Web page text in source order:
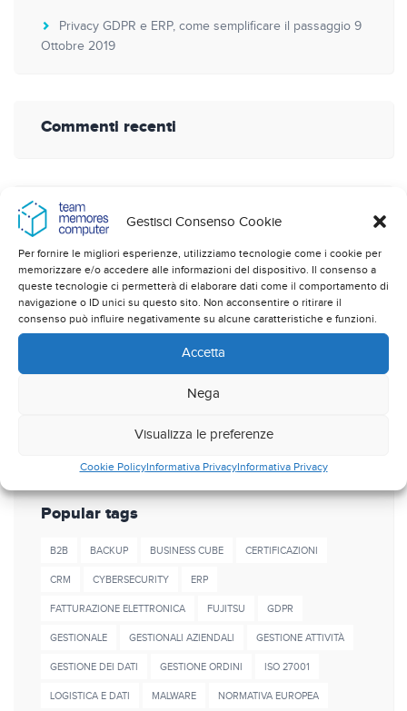
Gestisci Consenso Cookie
Per fornire le migliori esperienze, utilizziamo tecnologie come i cookie per
memorizzare e/o accedere alle informazioni del dispositivo. Il consenso a
queste tecnologie ci permetterà di elaborare dati come il comportamento di
navigazione o ID unici su questo sito. Non acconsentire o ritirare il
consenso può influire negativamente su alcune caratteristiche e funzioni.
Accetta
Nega
Visualizza le preferenze
Cookie PolicyInformativa PrivacyInformativa Privacy
Privacy GDPR e ERP, come semplificare il passaggio 9
Ottobre 2019
Commenti recenti
Categorie
Novità e normative
Sicurezza dati
Soluzioni applicative
Virus e malware
Popular tags
B2B BACKUP BUSINESS CUBE CERTIFICAZIONI
CRM CYBERSECURITY ERP
FATTURAZIONE ELETTRONICA FUJITSU GDPR
GESTIONALE GESTIONALI AZIENDALI GESTIONE ATTIVITÀ
GESTIONE DEI DATI GESTIONE ORDINI ISO 27001
LOGISTICA E DATI MALWARE NORMATIVA EUROPEA